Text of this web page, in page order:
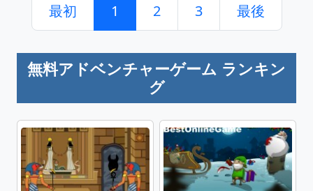
最初 1 2 3 最後
無料アドベンチャーゲーム ランキン
グ